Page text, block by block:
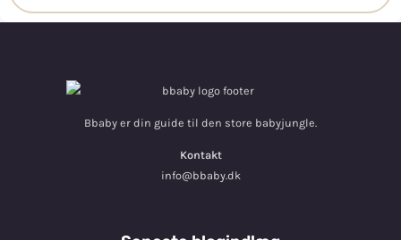
Bbaby er din guide til den store babyjungle.
Kontakt
info@bbaby.dk